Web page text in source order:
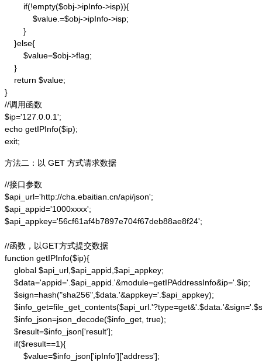
        if(!empty($obj->ipInfo->isp)){
            $value.=$obj->ipInfo->isp;
        }
    }else{
        $value=$obj->flag;
    }
    return $value;
}
//调用函数
$ip='127.0.0.1';
echo getIPInfo($ip);
exit;
方法二：以 GET 方式请求数据
//接口参数
$api_url='http://cha.ebaitian.cn/api/json';
$api_appid='1000xxxx';
$api_appkey='56cf61af4b7897e704f67deb88ae8f24';
//函数，以GET方式提交数据
function getIPInfo($ip){
    global $api_url,$api_appid,$api_appkey;
    $data='appid='.$api_appid.'&module=getIPAddressInfo&ip='.$ip;
    $sign=hash("sha256",$data.'&appkey='.$api_appkey);
    $info_json=json_decode($info_get, true);
    $result=$info_json['result'];
    if($result==1){
        $value=$info_json['ipInfo']['address'];